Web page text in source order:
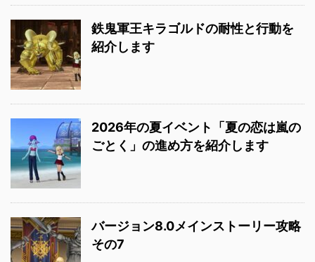
鉄鬼軍王キラゴルドの耐性と行動を
紹介します
2026年の夏イベント「夏の恋は嵐の
ごとく」の進め方を紹介します
バージョン8.0メインストーリー攻略
その7